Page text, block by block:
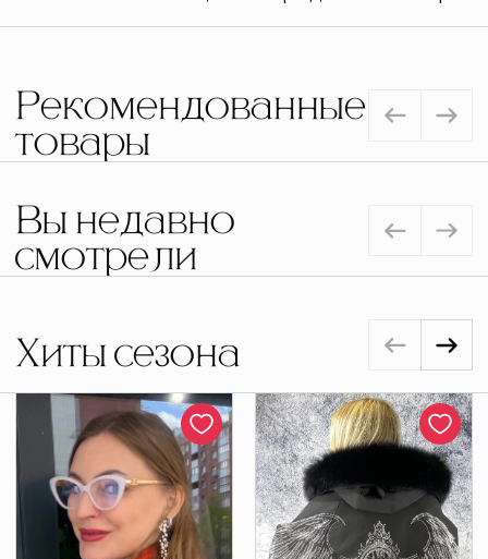
Рекомендованные
товары
Вы недавно
смотрели
Хиты сезона